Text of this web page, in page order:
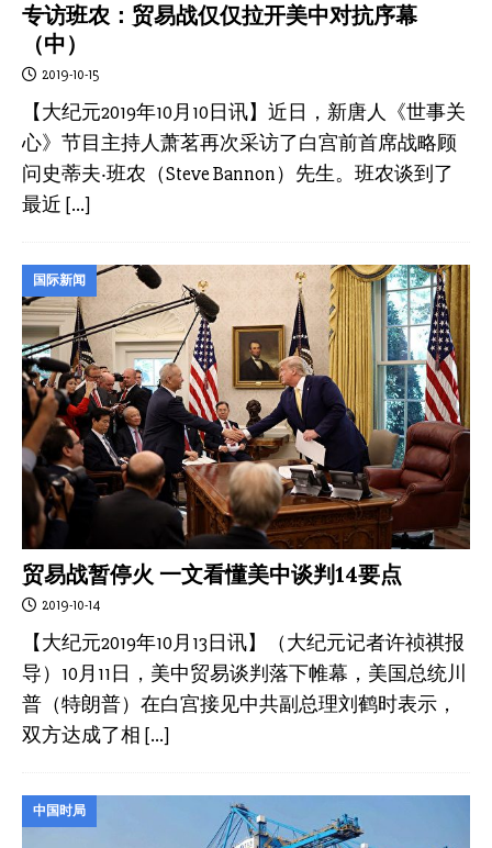
专访班农：贸易战仅仅拉开美中对抗序幕
（中）
2019-10-15
【大纪元2019年10月10日讯】近日，新唐人《世事关
心》节目主持人萧茗再次采访了白宫前首席战略顾
问史蒂夫‧班农（Steve Bannon）先生。班农谈到了
最近 […]
国际新闻
贸易战暂停火 一文看懂美中谈判14要点
2019-10-14
【大纪元2019年10月13日讯】（大纪元记者许祯祺报
导）10月11日，美中贸易谈判落下帷幕，美国总统川
普（特朗普）在白宫接见中共副总理刘鹤时表示，
双方达成了相 […]
中国时局